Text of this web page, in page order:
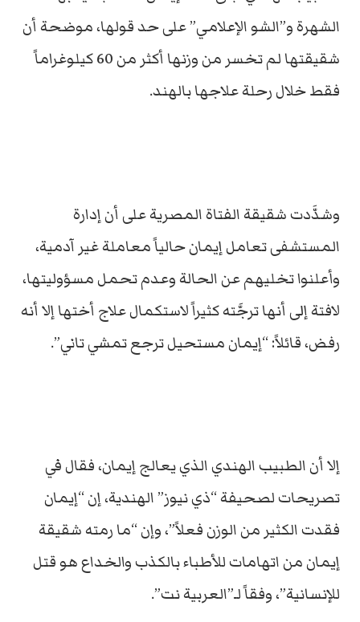
الشهرة و”الشو الإعلامي” على حد قولها، موضحة أن
شقيقتها لم تخسر من وزنها أكثر من 60 كيلوغراماً
فقط خلال رحلة علاجها بالهند.
وشدَّدت شقيقة الفتاة المصرية على أن إدارة
المستشفى تعامل إيمان حالياً معاملة غير آدمية،
وأعلنوا تخليهم عن الحالة وعدم تحمل مسؤوليتها،
لافتة إلى أنها ترجَّته كثيراً لاستكمال علاج أختها إلا أنه
رفض، قائلاً: “إيمان مستحيل ترجع تمشي تاني”.
إلا أن الطبيب الهندي الذي يعالج إيمان، فقال في
تصريحات لصحيفة “ذي نيوز” الهندية، إن “إيمان
فقدت الكثير من الوزن فعلاً”، وإن “ما رمته شقيقة
إيمان من اتهامات للأطباء بالكذب والخداع هو قتل
للإنسانية”، وفقاً لـ”العربية نت”.